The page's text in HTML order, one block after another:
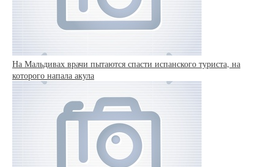
На Мальдивах врачи пытаются спасти испанского туриста, на
которого напала акула